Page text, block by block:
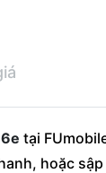
tại
hoặc